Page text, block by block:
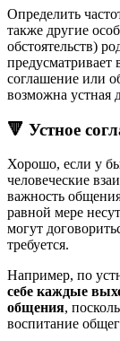
Определить
также другие
обстоятельств)
предусматривает
соглашение или
возможна устная
🔻 Устное
Хорошо, если у
человеческие
важность
равной мере
могут
требуется.
Например, по
себе каждые
общения,
воспитание